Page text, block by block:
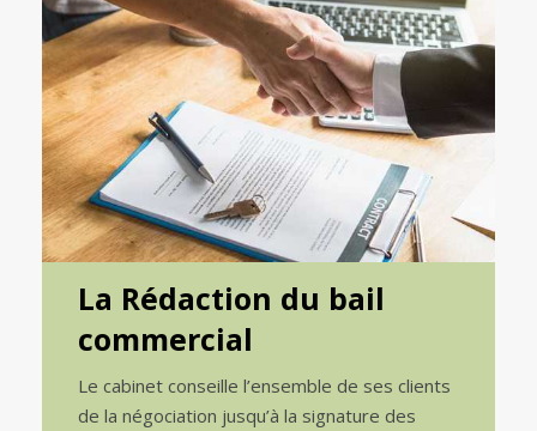
La Rédaction du bail
commercial
Le cabinet conseille l’ensemble de ses clients
de la négociation jusqu’à la signature des